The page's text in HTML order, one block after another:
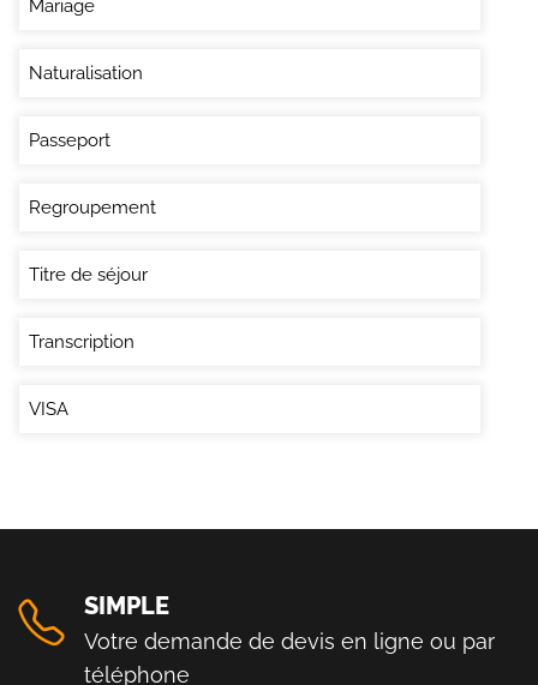
Mariage
Naturalisation
Passeport
Regroupement
Titre de séjour
Transcription
VISA
SIMPLE
Votre demande de devis en ligne ou par
téléphone